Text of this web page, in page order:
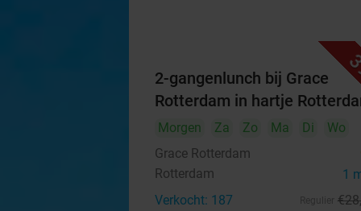
2-gangenlunch bij Grace
Rotterdam in hartje
Morgen Za Zo Ma Di
Wo
Grace Rotterdam
Rotterdam 1
Verkocht: 187 €28